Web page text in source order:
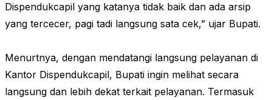
Dispendukcapil yang katanya tidak baik dan ada arsip
yang tercecer, pagi tadi langsung sata cek,” ujar Bupati.
Menurtnya, dengan mendatangi langsung pelayanan di
Kantor Dispendukcapil, Bupati ingin melihat secara
langsung dan lebih dekat terkait pelayanan. Termasuk